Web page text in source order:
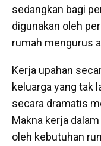
sedangkan bagi
digunakan oleh
rumah mengurus
Kerja upahan
keluarga yang tak
secara dramatis
Makna kerja
oleh kebutuhan